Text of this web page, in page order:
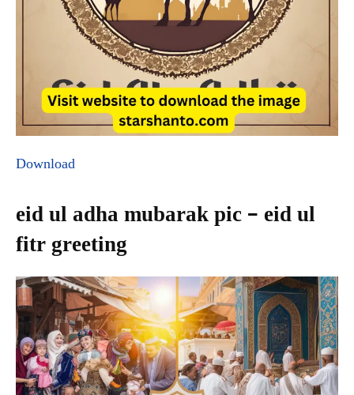
Download
eid ul adha mubarak pic – eid ul
fitr greeting